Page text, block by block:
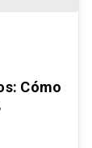
Cómo